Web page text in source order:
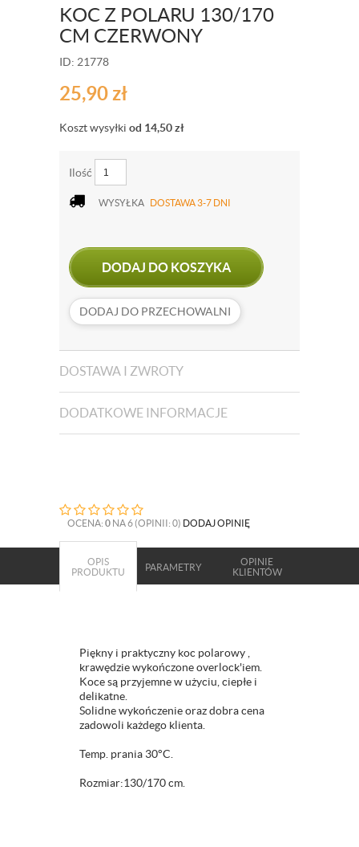
KOC Z POLARU 130/170
CM CZERWONY
ID: 21778
25,90zł
Koszt wysyłki od 14,50zł
Ilość
WYSYŁKA DOSTAWA 3-7 DNI
DODAJ DO KOSZYKA
DODAJ DO PRZECHOWALNI
DOSTAWA I ZWROTY
DODATKOWE INFORMACJE
OCENA: 0 NA 6 (OPINII: 0) DODAJ OPINIĘ
OPIS
PRODUKTU
PARAMETRY
OPINIE
KLIENTÓW
Piękny i praktyczny koc polarowy ,
krawędzie wykończone overlock'iem.
Koce są przyjemne w użyciu, ciepłe i
delikatne.
Solidne wykończenie oraz dobra cena
zadowoli każdego klienta.
Temp. prania 30°C.
Rozmiar:130/170 cm.